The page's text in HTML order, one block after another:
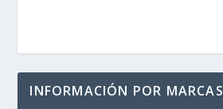
INFORMACIÓN POR MARCAS